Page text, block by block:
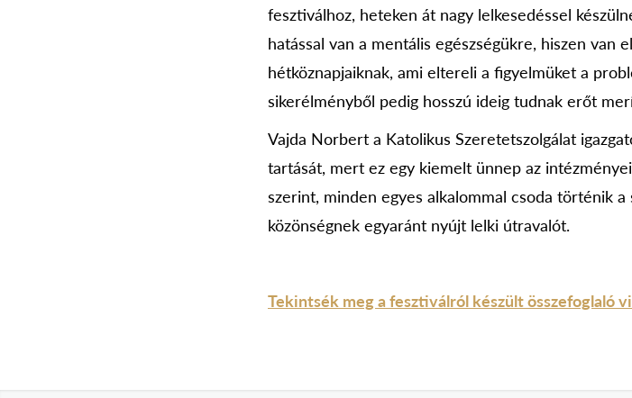
fesztiválhoz, heteken át nagy lelkesedéssel
hatással van a mentális egészségükre, hiszen van
hétköznapjaiknak, ami eltereli a figyelmüket a
sikerélményből pedig hosszú ideig tudnak erőt
Vajda Norbert a Katolikus Szeretetszolgálat
tartását, mert ez egy kiemelt ünnep az
szerint, minden egyes alkalommal csoda történik
közönségnek egyaránt nyújt lelki útravalót.
Tekintsék meg a fesztiválról készült összefoglaló